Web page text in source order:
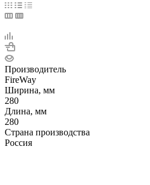
Производитель
FireWay
Ширина, мм
280
Длина, мм
280
Страна производства
Россия